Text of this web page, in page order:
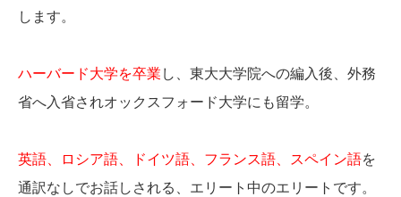
します。
ハーバード大学を卒業 し、東大大学院への編入後、外務
省へ入省されオックスフォード大学にも留学。
英語、ロシア語、ドイツ語、フランス語、スペイン語を
通訳なしでお話しされる、エリート中のエリートです。